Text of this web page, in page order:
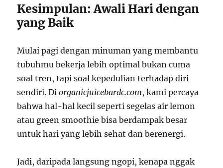
Kesimpulan: Awali Hari dengan
yang Baik
Mulai pagi dengan minuman yang membantu
tubuhmu bekerja lebih optimal bukan cuma
soal tren, tapi soal kepedulian terhadap diri
sendiri. Diorganicjuicebardc.com, kami percaya
bahwa hal-hal kecil seperti segelas air lemon
atau green smoothie bisa berdampak besar
untuk hari yang lebih sehat dan berenergi.
Jadi, daripada langsung ngopi, kenapa nggak